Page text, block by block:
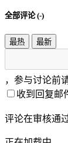
全部评论 (-)
最热 最新
，参与讨论前
收到回复邮
评论在审核通